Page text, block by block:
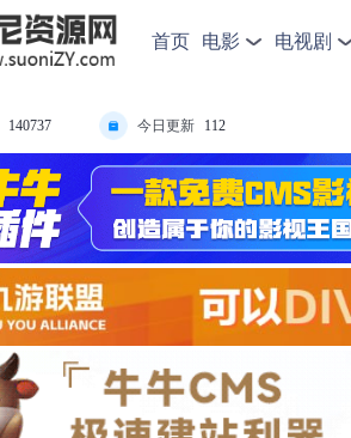
首页 电影 电视剧
140737 今日更新 112